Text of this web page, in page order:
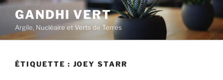
Aller
contenu
principal
GANDHI VERT
Argile, Nucléaire et Verts de Terres
ÉTIQUETTE : JOEY STARR